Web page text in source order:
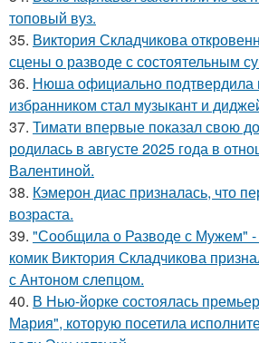
топовый вуз.
35. Виктория Складчикова
сцены о разводе с состоятельным
36. Нюша официально подтвердила
избранником стал музыкант и
37. Тимати впервые показал свою
родилась в августе 2025 года в
Валентиной.
38. Кэмерон диас призналась, что
возраста.
39. "Сообщила о Разводе с Мужем" -
комик Виктория Складчикова
с Антоном слепцом.
40. В Нью-йорке состоялась
Мария", которую посетила